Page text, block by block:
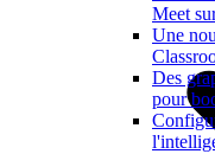
Meet
Une
Des
pour